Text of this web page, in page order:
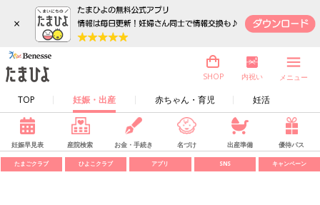
×
TOP 妊娠・出産 赤ちゃん・育児 妊活
SHOP 内祝い メニュー
妊娠早見表 産院検索 お金・手続き 名づけ 出産準備 優待パス
たまごクラブ ひよこクラブ アプリ SNS キャンペーン